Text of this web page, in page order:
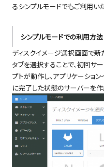
るシンプルモードでもご利用い
シンプルモードでの利用方法
ディスクイメージ選択画面で新
タブを選択することで、初回サ
プトが動作し、アプリケーショ
に完了した状態のサーバーを作